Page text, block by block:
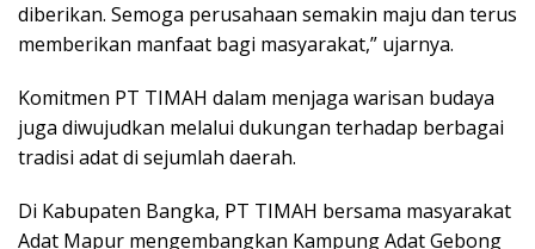
diberikan. Semoga perusahaan semakin maju dan terus
memberikan manfaat bagi masyarakat,” ujarnya.
Komitmen PT TIMAH dalam menjaga warisan budaya
juga diwujudkan melalui dukungan terhadap berbagai
tradisi adat di sejumlah daerah.
Di Kabupaten Bangka, PT TIMAH bersama masyarakat
Adat Mapur mengembangkan Kampung Adat Gebong